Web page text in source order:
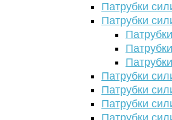
Патрубки
Патрубки
Патрубки
Патрубки
Патрубки
Патрубки